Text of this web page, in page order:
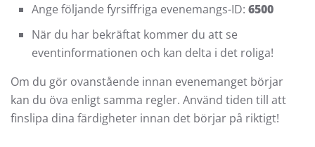
Ange följande fyrsiffriga evenemangs-ID: 6500
När du har bekräftat kommer du att se
eventinformationen och kan delta i det roliga!
Om du gör ovanstående innan evenemanget börjar
kan du öva enligt samma regler. Använd tiden till att
finslipa dina färdigheter innan det börjar på riktigt!